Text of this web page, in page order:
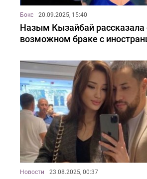
Бокс 20.09.2025, 15:40
Назым Кызайбай рассказала
возможном браке с
Новости 23.08.2025, 00:37